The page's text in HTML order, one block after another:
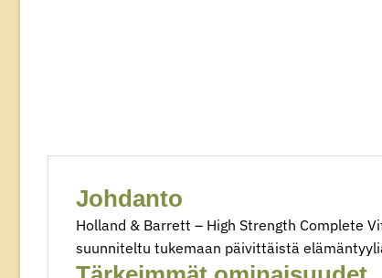
Johdanto
Holland & Barrett – High Strength Complete
suunniteltu tukemaan päivittäistä